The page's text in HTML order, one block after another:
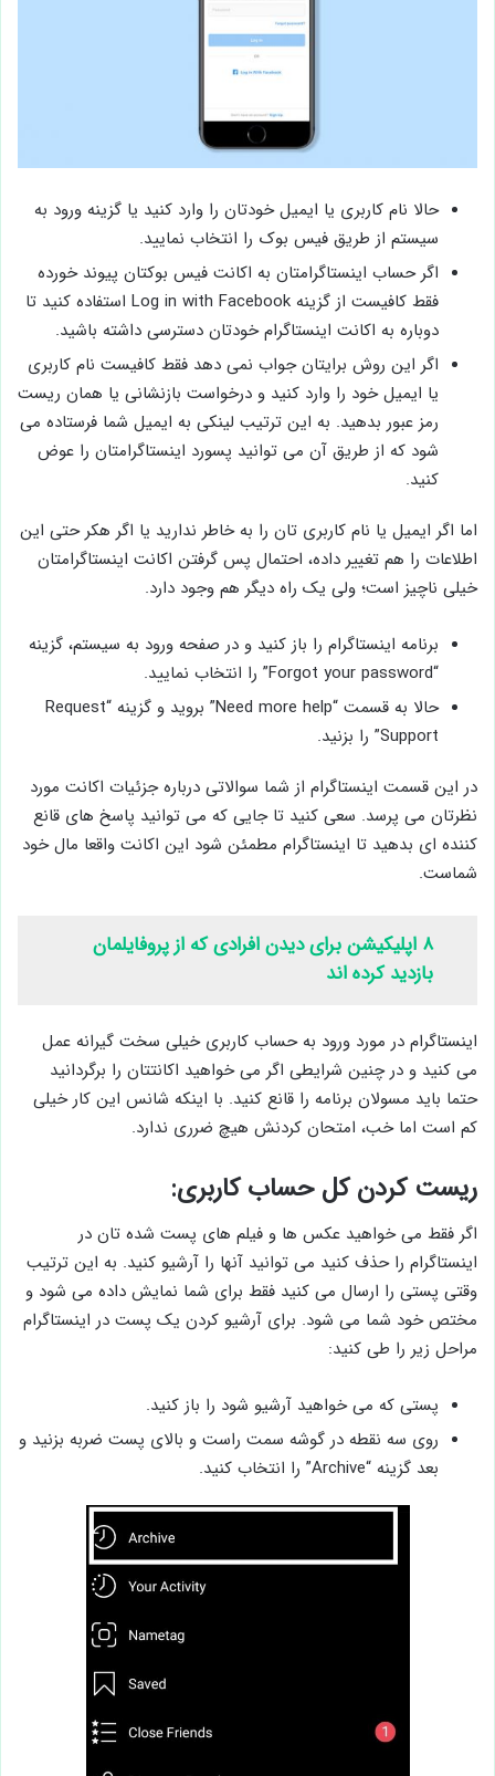
حالا نام کاربری یا ایمیل خودتان را وارد کنید یا گزینه ورود به
سیستم از طریق فیس بوک را انتخاب نمایید.
اگر حساب اینستاگرامتان به اکانت فیس بوکتان پیوند خورده
فقط کافیست از گزینه Log in with Facebook استفاده کنید تا
دوباره به اکانت اینستاگرام خودتان دسترسی داشته باشید.
اگر این روش برایتان جواب نمی دهد فقط کافیست نام کاربری
یا ایمیل خود را وارد کنید و درخواست بازنشانی یا همان ریست
رمز عبور بدهید. به این ترتیب لینکی به ایمیل شما فرستاده می
شود که از طریق آن می توانید پسورد اینستاگرامتان را عوض
کنید.
اما اگر ایمیل یا نام کاربری تان را به خاطر ندارید یا اگر هکر حتی این
اطلاعات را هم تغییر داده، احتمال پس گرفتن اکانت اینستاگرامتان
خیلی ناچیز است؛ ولی یک راه دیگر هم وجود دارد.
برنامه اینستاگرام را باز کنید و در صفحه ورود به سیستم، گزینه
حالا به قسمت “Need more help” بروید و گزینه “Request
Support” را بزنید.
در این قسمت اینستاگرام از شما سوالاتی درباره جزئیات اکانت مورد
نظرتان می پرسد. سعی کنید تا جایی که می توانید پاسخ های قانع
کننده ای بدهید تا اینستاگرام مطمئن شود این اکانت واقعا مال خود
شماست.
۸ اپلیکیشن برای دیدن افرادی که از پروفایلمان
بازدید کرده اند
اینستاگرام در مورد ورود به حساب کاربری خیلی سخت گیرانه عمل
می کنید و در چنین شرایطی اگر می خواهید اکانتتان را برگردانید
حتما باید مسولان برنامه را قانع کنید. با اینکه شانس این کار خیلی
کم است اما خب، امتحان کردنش هیچ ضرری ندارد.
ریست کردن کل حساب کاربری:
اگر فقط می خواهید عکس ها و فیلم های پست شده تان در
اینستاگرام را حذف کنید می توانید آنها را آرشیو کنید. به این ترتیب
وقتی پستی را ارسال می کنید فقط برای شما نمایش داده می شود و
مختص خود شما می شود. برای آرشیو کردن یک پست در اینستاگرام
مراحل زیر را طی کنید:
پستی که می خواهید آرشیو شود را باز کنید.
روی سه نقطه در گوشه سمت راست و بالای پست ضربه بزنید و
بعد گزینه “Archive” را انتخاب کنید.